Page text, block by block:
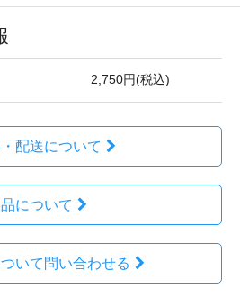
2,750円(税込)
配送について
について
いて問い合わせる